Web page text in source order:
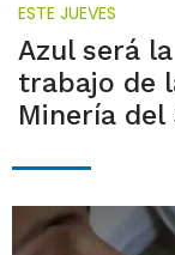
ESTE JUEVES
Azul será
trabajo de
Minería del